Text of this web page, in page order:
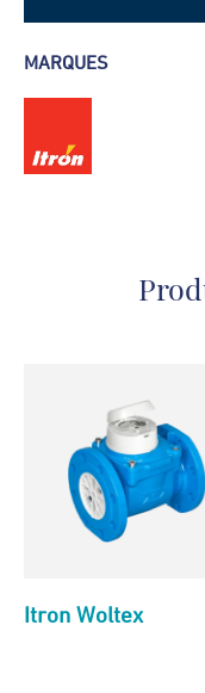
MARQUES
Itron Woltex